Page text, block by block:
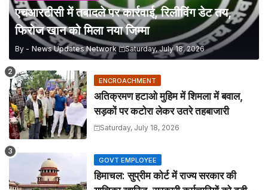
एचआरटीसी में तबादले पर कार्रवाई, रिलीविंग डेट तय,
फिरोज खान को मिला नया जिम्मा
By - News Updates Network Saturday, July 18, 2026
ENCROACHMENT
अतिक्रमण हटाओ मुहिम में शिमला में बवाल,
सड़कों पर कटोरा लेकर उतरे तहबाजारी
Saturday, July 18, 2026
GOVT EMPLOYEE
हिमाचल: सुप्रीम कोर्ट में राज्य सरकार की